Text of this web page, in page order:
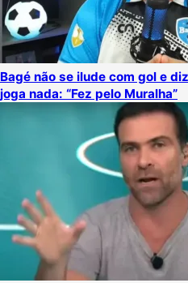
Bagé não se ilude com gol e
joga nada: “Fez pelo Muralha”